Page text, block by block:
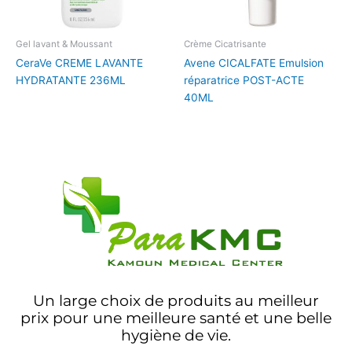
Gel lavant & Moussant
CeraVe CREME LAVANTE
HYDRATANTE 236ML
Crème Cicatrisante
Avene CICALFATE Emulsion
réparatrice POST-ACTE
40ML
Un large choix de produits au meilleur
prix pour une meilleure santé et une belle
hygiène de vie.